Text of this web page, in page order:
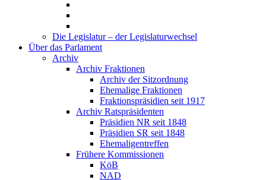
Die Legislatur – der Legislaturwechsel
Über das Parlament
Archiv
Archiv Fraktionen
Archiv der Sitzordnung
Ehemalige Fraktionen
Fraktionspräsidien seit 1917
Archiv Ratspräsidenten
Präsidien NR seit 1848
Präsidien SR seit 1848
Ehemaligentreffen
Frühere Kommissionen
KöB
NAD